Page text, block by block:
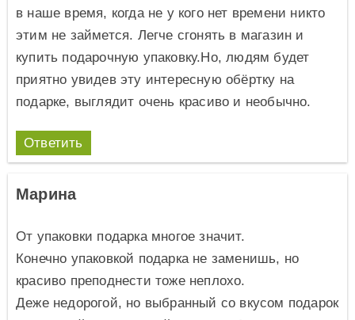
в наше время, когда не у кого нет времени никто
этим не займется. Легче сгонять в магазин и
купить подарочную упаковку.Но, людям будет
приятно увидев эту интересную обёртку на
подарке, выглядит очень красиво и необычно.
Ответить
Марина
От упаковки подарка многое значит.
Конечно упаковкой подарка не заменишь, но
красиво преподнести тоже неплохо.
Деже недорогой, но выбранный со вкусом подарок